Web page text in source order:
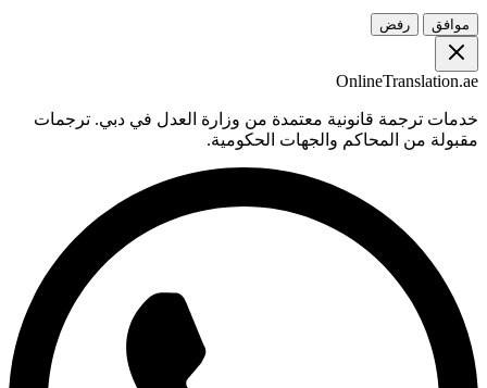
موافق رفض
OnlineTranslation.ae
خدمات ترجمة قانونية معتمدة من وزارة العدل في دبي. ترجمات
مقبولة من المحاكم والجهات الحكومية.